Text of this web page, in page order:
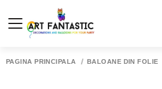
PAGINA PRINCIPALĂ BALOANE DIN FOLIE